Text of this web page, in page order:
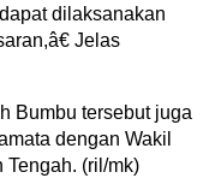
dilaksanakan
Jelas
Bumbu tersebut juga
dengan Wakil
(ril/mk)